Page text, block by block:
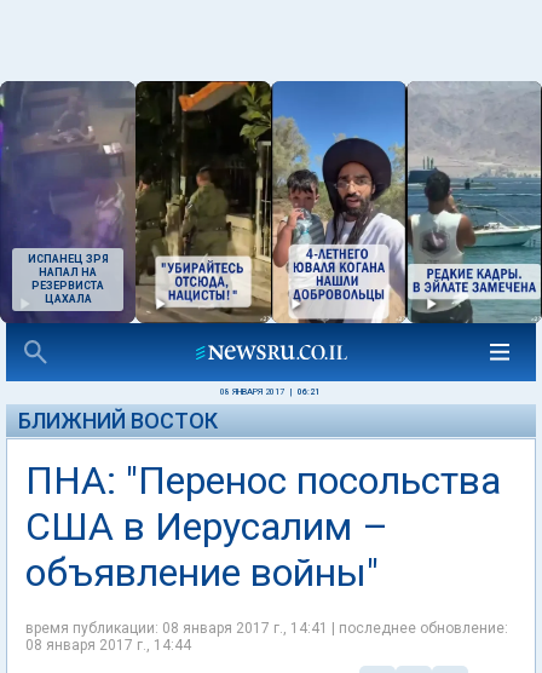
ИСПАНЕЦ ЗРЯ
НАПАЛ НА
РЕЗЕРВИСТА
ЦАХАЛА
08 ЯНВАРЯ 2017 06:21
БЛИЖНИЙ ВОСТОК
ПНА: "Перенос посольства
США в Иерусалим –
объявление войны"
время публикации: 08 января 2017 г., 14:41 | последнее обновление:
08 января 2017 г., 14:44